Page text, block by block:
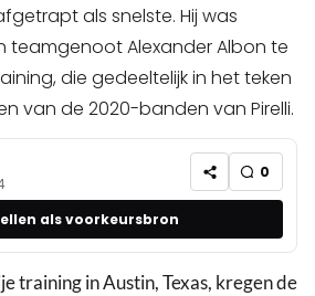
als snelste. Hij was
teamgenoot Alexander Albon te
die gedeeltelijk in het teken
van de 2020-banden van Pirelli.
0
als voorkeursbron
training in Austin, Texas, kregen de